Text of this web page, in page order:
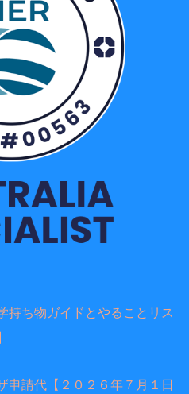
持ち物ガイドとやることリス
申請代【２０２６年７月１日